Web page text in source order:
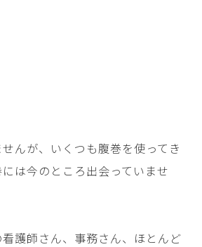
んが、いくつも腹巻を使ってき
は今のところ出会っていませ
護師さん、事務さん、ほとんど